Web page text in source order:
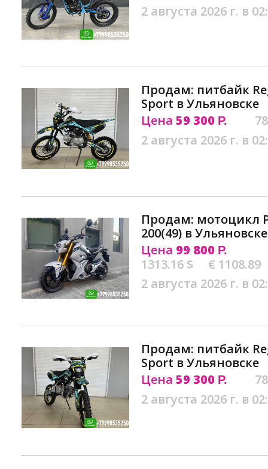
2 августа 2026 г. в
Продам: питбайк
Sport в Ульяновске
Цена 59 300 Р.
2 августа 2026 г. в
Продам: мотоцикл
200(49) в Ульяновске
Цена 99 800 Р.
1313.16 $
€ 1108.89
2 августа 2026 г. в
Продам: питбайк
Sport в Ульяновске
Цена 59 300 Р.
2 августа 2026 г. в